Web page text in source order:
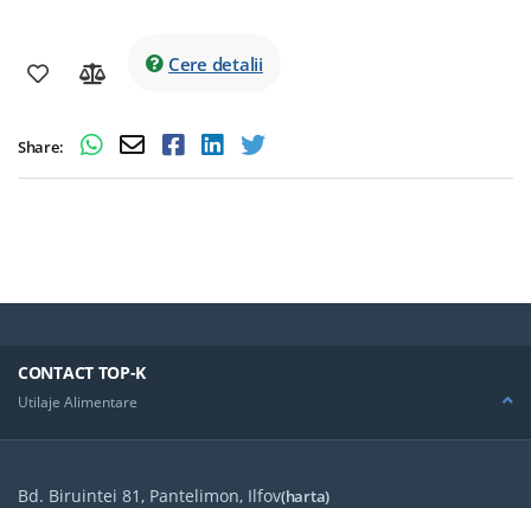
Cere detalii
Share:
CONTACT TOP-K
Utilaje Alimentare
Bd. Biruintei 81, Pantelimon, Ilfov(harta)